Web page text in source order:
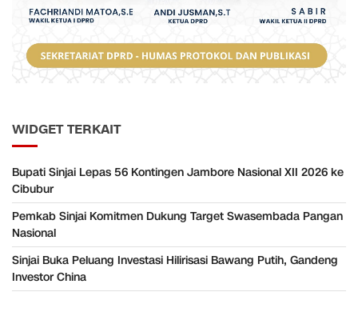
WIDGET TERKAIT
Bupati Sinjai Lepas 56 Kontingen Jambore Nasional XII 2026 ke
Cibubur
Pemkab Sinjai Komitmen Dukung Target Swasembada Pangan
Nasional
Sinjai Buka Peluang Investasi Hilirisasi Bawang Putih, Gandeng
Investor China